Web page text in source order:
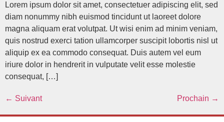
Lorem ipsum dolor sit amet, consectetuer adipiscing elit, sed
diam nonummy nibh euismod tincidunt ut laoreet dolore
magna aliquam erat volutpat. Ut wisi enim ad minim veniam,
quis nostrud exerci tation ullamcorper suscipit lobortis nisl ut
aliquip ex ea commodo consequat. Duis autem vel eum
iriure dolor in hendrerit in vulputate velit esse molestie
consequat, […]
← Suivant Prochain →